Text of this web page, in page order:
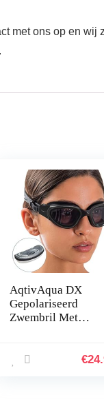
met ons op en
AqtivAqua DX
Gepolariseerd
Zwembril Met
Open Water //
€